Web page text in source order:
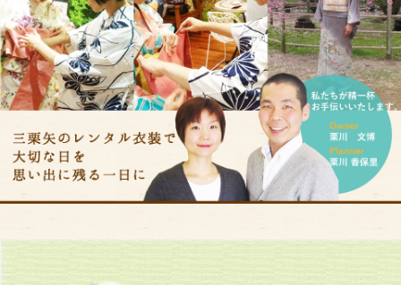
着付け
花嫁着付け
着付け/教室
その他サービス
よくある質問